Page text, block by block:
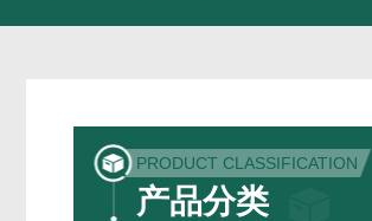
PRODUCT CLASSIFICATION
产品分类